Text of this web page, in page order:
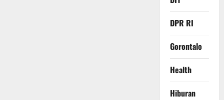
DPR RI
Gorontalo
Health
Hiburan